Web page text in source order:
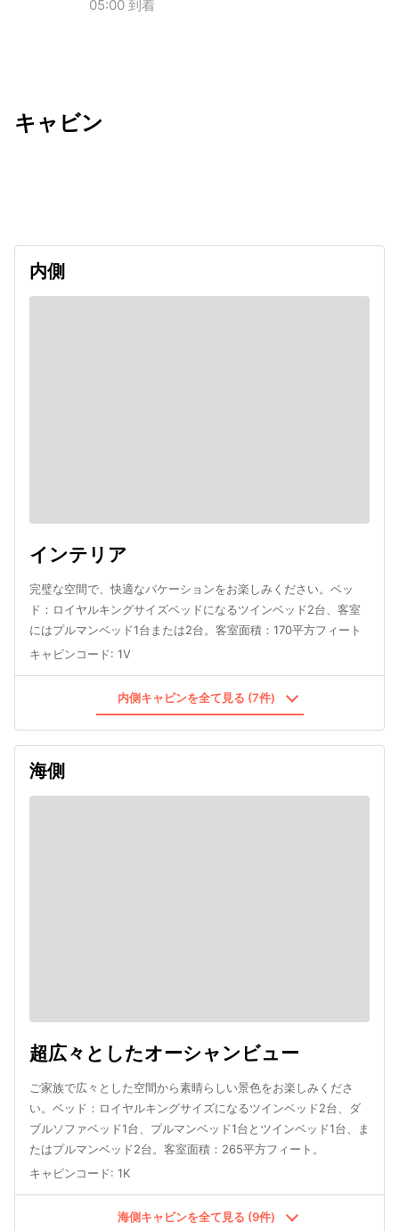
05:00 到着
キャビン
内側
インテリア
完璧な空間で、快適なバケーションをお楽しみください。ベッ
ド：ロイヤルキングサイズベッドになるツインベッド2台、客室
にはプルマンベッド1台または2台。客室面積：170平方フィート
キャビンコード: 1V
内側キャビンを全て見る (7件)
海側
超広々としたオーシャンビュー
ご家族で広々とした空間から素晴らしい景色をお楽しみくださ
い。ベッド：ロイヤルキングサイズになるツインベッド2台、ダ
ブルソファベッド1台、プルマンベッド1台とツインベッド1台、ま
たはプルマンベッド2台。客室面積：265平方フィート。
キャビンコード: 1K
海側キャビンを全て見る (9件)